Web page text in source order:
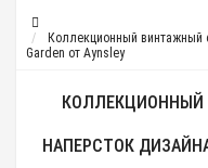
Коллекционный
Garden от Aynsley
НАПЕРСТОК ДИЗАЙНА